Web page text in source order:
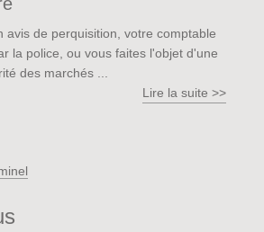
avis de perquisition, votre comptable
la police, ou vous faites l'objet d'une
des marchés ...
Lire la suite >>